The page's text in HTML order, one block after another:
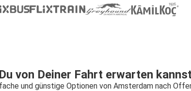
von Deiner Fahrt erwarten kannst
und günstige Optionen von Amsterdam nach